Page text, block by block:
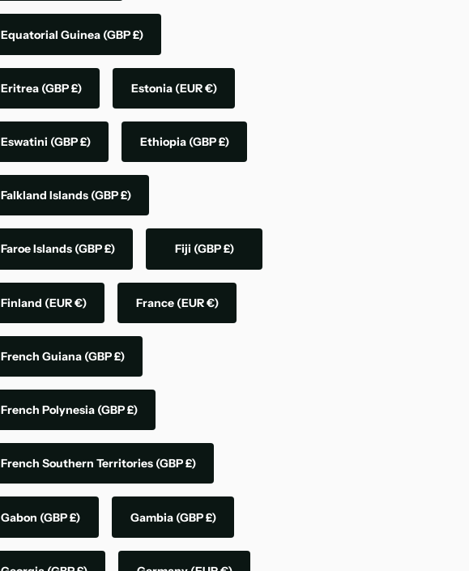
Equatorial Guinea (GBP £)
Eritrea (GBP £) Estonia (EUR €)
Eswatini (GBP £) Ethiopia (GBP £)
Falkland Islands (GBP £)
Faroe Islands (GBP £) Fiji (GBP £)
Finland (EUR €) France (EUR €)
French Guiana (GBP £)
French Polynesia (GBP £)
French Southern Territories (GBP £)
Gabon (GBP £) Gambia (GBP £)